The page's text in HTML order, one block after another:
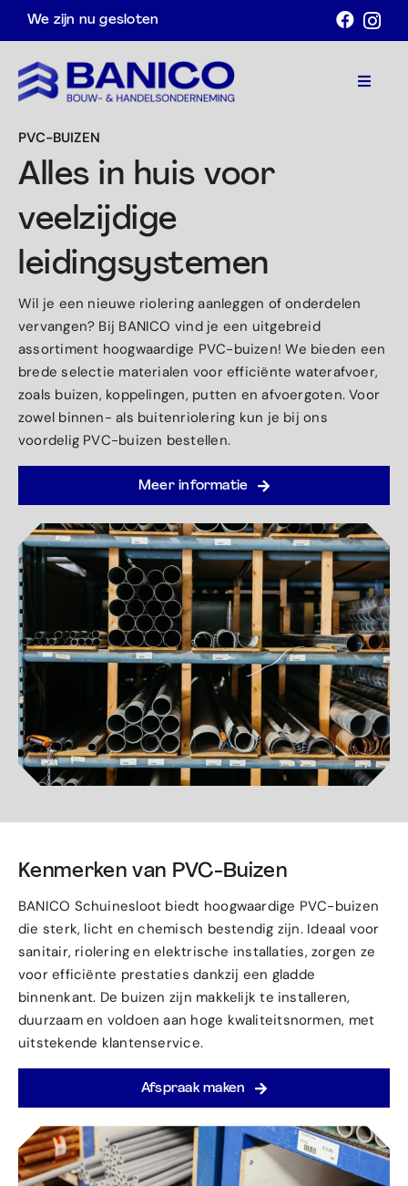
We zijn nu gesloten
Toggle
Home
Assortiment
Acties
Over ons
Afspraak maken
PVC-BUIZEN
Alles in huis voor
veelzijdige
leidingsystemen
Wil je een nieuwe riolering aanleggen of onderdelen
vervangen? Bij BANICO vind je een uitgebreid
assortiment hoogwaardige PVC-buizen! We bieden een
brede selectie materialen voor efficiënte waterafvoer,
zoals buizen, koppelingen, putten en afvoergoten. Voor
zowel binnen- als buitenriolering kun je bij ons
voordelig PVC-buizen bestellen.
Meer informatie
Kenmerken van PVC-Buizen
BANICO Schuinesloot biedt hoogwaardige PVC-buizen
die sterk, licht en chemisch bestendig zijn. Ideaal voor
sanitair, riolering en elektrische installaties, zorgen ze
voor efficiënte prestaties dankzij een gladde
binnenkant. De buizen zijn makkelijk te installeren,
duurzaam en voldoen aan hoge kwaliteitsnormen, met
uitstekende klantenservice.
Afspraak maken